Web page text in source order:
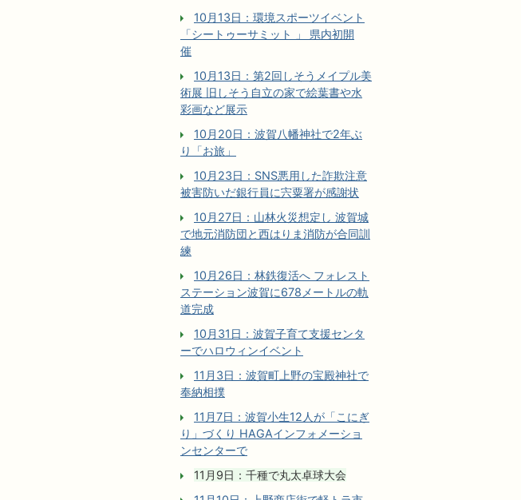
10月13日：環境スポーツイベント
「シートゥーサミット 」 県内初開
催
10月13日：第2回しそうメイプル美
術展 旧しそう自立の家で絵葉書や水
彩画など展示
10月20日：波賀八幡神社で2年ぶ
り「お旅」
10月23日：SNS悪用した詐欺注意
被害防いだ銀行員に宍粟署が感謝状
10月27日：山林火災想定し 波賀城
で地元消防団と西はりま消防が合同訓
練
10月26日：林鉄復活へ フォレスト
ステーション波賀に678メートルの軌
道完成
10月31日：波賀子育て支援センタ
ーでハロウィンイベント
11月3日：波賀町上野の宝殿神社で
奉納相撲
11月7日：波賀小生12人が「こにぎ
り」づくり HAGAインフォメーショ
ンセンターで
11月9日：千種で丸太卓球大会